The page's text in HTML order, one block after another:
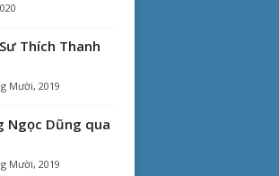
Thích Thanh
Mười, 2019
Ngọc Dũng qua
Mười, 2019